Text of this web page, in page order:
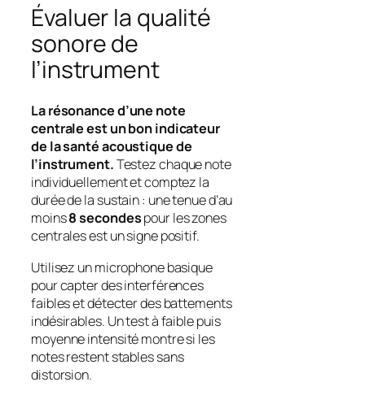
Évaluer la qualité
sonore de
l’instrument
La résonance d’une note
centrale est un bon indicateur
de la santé acoustique de
l’instrument.Testez chaque note
individuellement et comptez la
durée de la sustain : une tenue d’au
moins8 secondespour les zones
centrales est un signe positif.
Utilisez un microphone basique
pour capter des interférences
faibles et détecter des battements
indésirables. Un test à faible puis
moyenne intensité montre si les
notesrestent stables sans
distorsion.